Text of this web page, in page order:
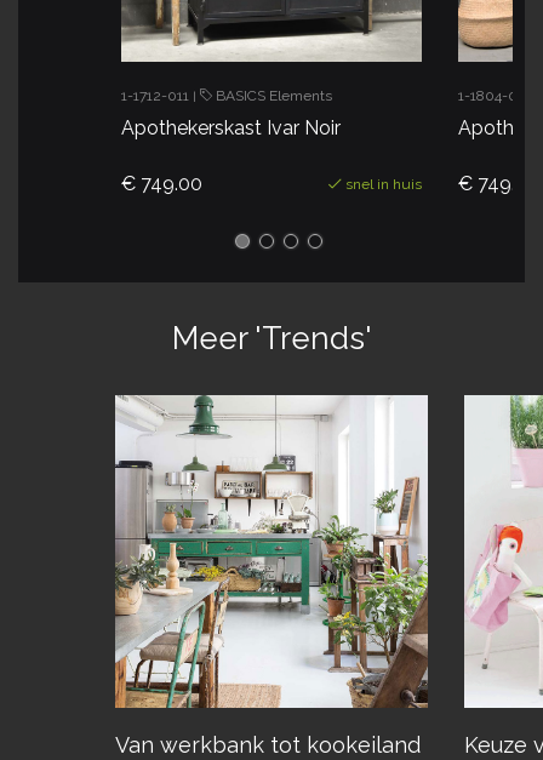
1-1712-011 BASICS Elements
Apothekerskast Ivar Noir
€ 749.00 snel in huis
1-1804-027
€ 749.00
Meer 'Trends'
Van werkbank tot kookeiland Keuze